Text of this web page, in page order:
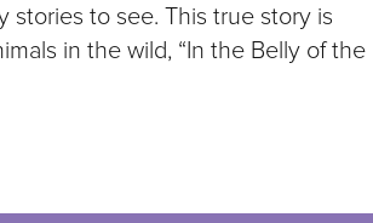
stories to see. This true story is
in the wild, “In the Belly of the